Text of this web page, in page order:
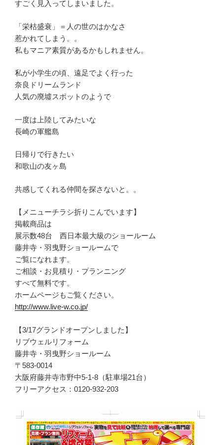
すごく見入ってしまいました。
「栄枯盛衰」＝人の世のはかなさ
惹かれてしまう。。
私もマニア素質があるかもしれません。
私が小学生の頃、遠足でよく行った
奈良ドリームランド
人気の廃墟スポットのようで
一度は上陸してみたいな
長崎の軍艦島
日帰りで行きたい
和歌山の友ヶ島
共感してくれる仲間を探さないと。。
【メニューチラシ折りこんでいます】
掲載商品は
展示数48台 西日本最大級のショールーム
藤井寺・羽曳野ショールームで
ご覧になれます。
ご相談・お見積り・プランニング
すべて無料です。
ホームページもご覧ください。
http://www.live-w.co.jp/
【3/17グランドオープンしました】
リブウェルリフォーム
藤井寺・羽曳野ショールーム
〒583-0014
大阪府藤井寺市野中5-1-8（駐車場21台）
フリーアクセス：0120-932-203